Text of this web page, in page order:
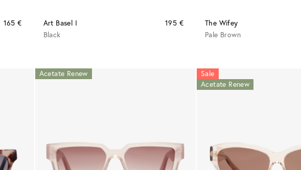
165 €
Art Basel I
195 €
Black
The Wifey
Pale Brown
Acetate Renew
Sale
Acetate Renew